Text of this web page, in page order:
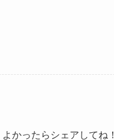
よかったらシェアしてね！